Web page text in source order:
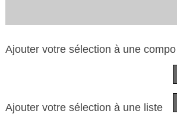
Ajouter votre sélection à une compo
Ajouter votre sélection à une liste